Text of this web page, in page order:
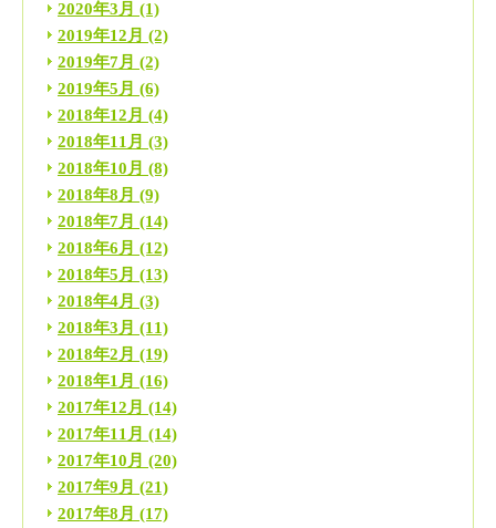
2020年3月 (1)
2019年12月 (2)
2019年7月 (2)
2019年5月 (6)
2018年12月 (4)
2018年11月 (3)
2018年10月 (8)
2018年8月 (9)
2018年7月 (14)
2018年6月 (12)
2018年5月 (13)
2018年4月 (3)
2018年3月 (11)
2018年2月 (19)
2018年1月 (16)
2017年12月 (14)
2017年11月 (14)
2017年10月 (20)
2017年9月 (21)
2017年8月 (17)